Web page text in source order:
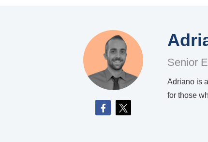
Senior
Adriano is
for those